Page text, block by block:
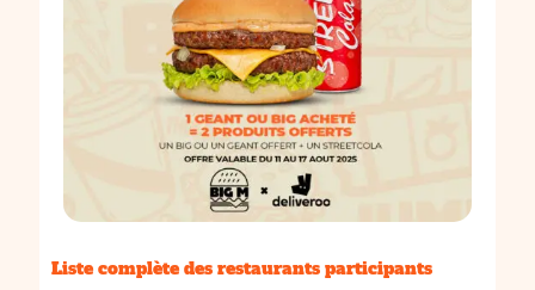
Liste complète des restaurants participants